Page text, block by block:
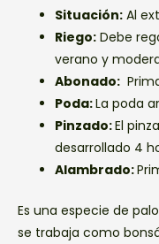
Situación: Al
Riego: Debe
verano y
Abonado:
Poda:La poda
Pinzado:El
desarrollado 4
Alambrado:
Es una especie de
se trabaja como